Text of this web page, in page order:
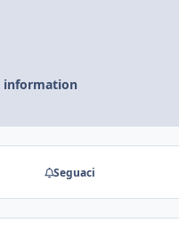
information
Seguaci